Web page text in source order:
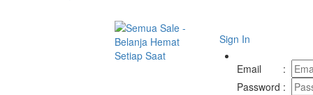
Sign In
Email
:
Password :